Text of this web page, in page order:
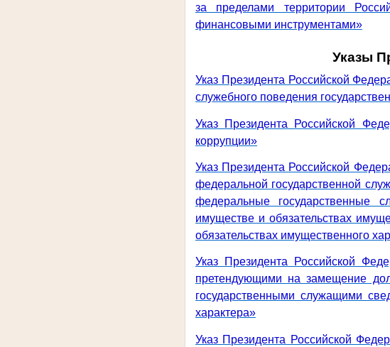
за пределами территории
финансовыми инструментами»
Указы
Указ Президента Российской
служебного поведения
Указ Президента Российской
коррупции»
Указ Президента Российской
федеральной государственной
федеральные государственные
имуществе и обязательствах
обязательствах имущественного
Указ Президента Российской
претендующими на замещение
государственными служащими
характера»
Указ Президента Российской